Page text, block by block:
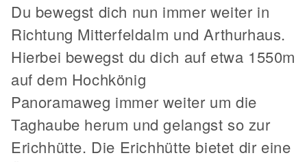
Du bewegst dich nun immer weiter in
Richtung Mitterfeldalm und Arthurhaus.
Hierbei bewegst du dich auf etwa 1550m
auf dem Hochkönig
Panoramaweg immer weiter um die
Taghaube herum und gelangst so zur
Erichhütte. Die Erichhütte bietet dir eine